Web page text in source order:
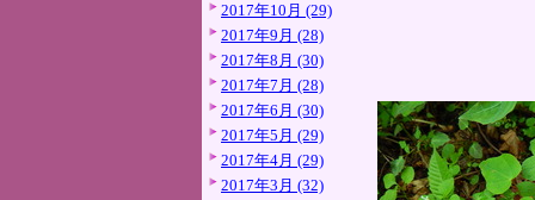
2017年10月 (29)
2017年9月 (28)
2017年8月 (30)
2017年7月 (28)
2017年6月 (30)
2017年5月 (29)
2017年4月 (29)
2017年3月 (32)